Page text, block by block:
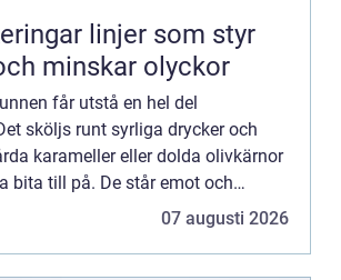
linjer som styr
minskar olyckor
får utstå en hel del
sköljs runt syrliga drycker och
karameller eller dolda olivkärnor
bita till på. De står emot och
07 augusti 2026